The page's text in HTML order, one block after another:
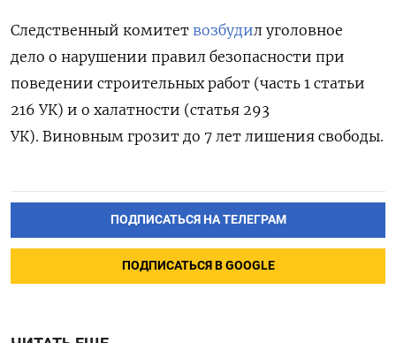
Следственный комитет возбудил уголовное
дело о нарушении правил безопасности при
поведении строительных работ (часть 1 статьи
216 УК) и о халатности (статья 293
УК). Виновным грозит до 7 лет лишения свободы.
ПОДПИСАТЬСЯ НА ТЕЛЕГРАМ
ПОДПИСАТЬСЯ В GOOGLE